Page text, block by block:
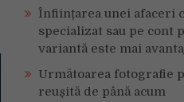
Înființarea unei afaceri
specializat sau pe cont
variantă este mai
Următoarea fotografie
reușită de până acum